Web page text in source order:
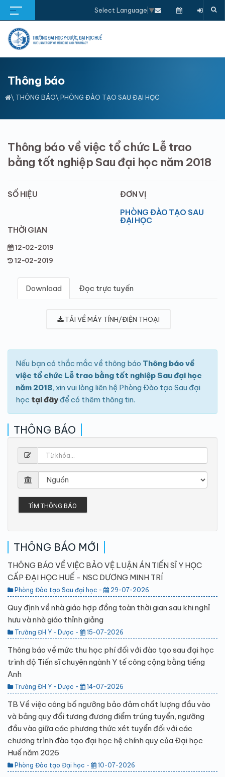
Select Language ▼
Thông báo
\ THÔNG BÁO\ PHÒNG ĐÀO TẠO SAU ĐẠI HỌC
Thông báo về việc tổ chức Lễ trao
bằng tốt nghiệp Sau đại học năm 2018
SỐ HIỆU
ĐƠN VỊ
PHÒNG ĐÀO TẠO SAU
ĐẠI HỌC
THỜI GIAN
12-02-2019
12-02-2019
Download Đọc trực tuyến
TẢI VỀ MÁY TÍNH/ĐIỆN THOẠI
Nếu bạn có thắc mắc về thông báo Thông báo về
việc tổ chức Lễ trao bằng tốt nghiệp Sau đại học
năm 2018, xin vui lòng liên hệ Phòng Đào tạo Sau đại
học tại đây để có thêm thông tin.
THÔNG BÁO
TÌM THÔNG BÁO
THÔNG BÁO MỚI
THÔNG BÁO VỀ VIỆC BẢO VỆ LUẬN ÁN TIẾN SĨ Y HỌC
CẤP ĐẠI HỌC HUẾ - NSC DƯƠNG MINH TRÍ
Phòng Đào tạo Sau đại học - 29-07-2026
Quy định về nhà giáo hợp đồng toàn thời gian sau khi nghỉ
hưu và nhà giáo thỉnh giảng
Trường ĐH Y - Dược - 15-07-2026
Thông báo về mức thu học phí đối với đào tạo sau đại học
trình độ Tiến sĩ chuyên ngành Y tế công cộng bằng tiếng
Anh
Trường ĐH Y - Dược - 14-07-2026
TB Về việc công bố ngưỡng bảo đảm chất lượng đầu vào
và bảng quy đổi tương đương điểm trúng tuyển, ngưỡng
đầu vào giữa các phương thức xét tuyển đối với các
chương trình đào tạo đại học hệ chính quy của Đại học
Huế năm 2026
Phòng Đào tạo Đại học - 10-07-2026